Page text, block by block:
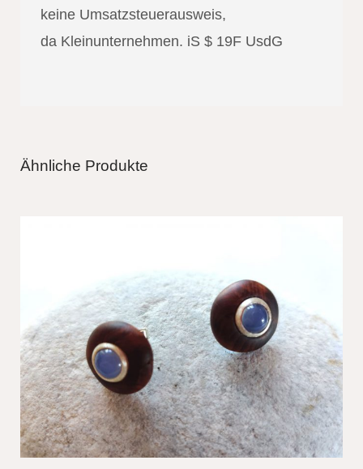
keine Umsatzsteuerausweis,
da Kleinunternehmen. iS $ 19F UsdG
Ähnliche Produkte